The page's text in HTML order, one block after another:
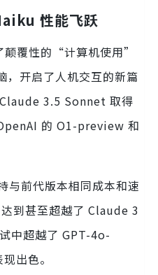
性能飞跃
覆性的“计算机使用”
，开启了人机交互的新篇
3.5 Sonnet 取得
的 O1-preview 和
前代版本相同成本和速
到甚至超越了 Claude 3
中超越了 GPT-4o-
出色。